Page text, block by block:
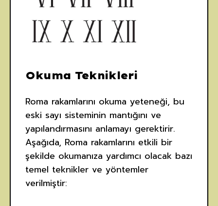
Okuma Teknikleri
Roma rakamlarını okuma yeteneği, bu
eski sayı sisteminin mantığını ve
yapılandırmasını anlamayı gerektirir.
Aşağıda, Roma rakamlarını etkili bir
şekilde okumanıza yardımcı olacak bazı
temel teknikler ve yöntemler
verilmiştir: